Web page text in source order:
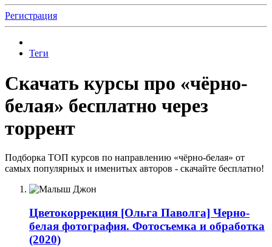
Регистрация
Теги
Скачать курсы про «чёрно-
белая» бесплатно через
торрент
Подборка ТОП курсов по направлению «чёрно-белая» от
самых популярных и именитых авторов - скачайте бесплатно!
Цветокоррекция [Ольга Паволга] Черно-
белая фотография. Фотосъемка и обработка
(2020)